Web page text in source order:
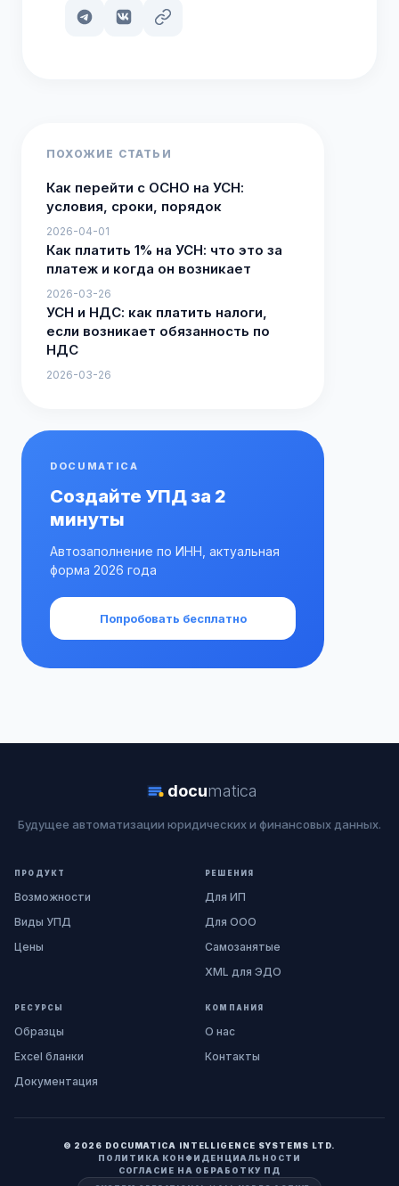
ПОХОЖИЕ СТАТЬИ
Как перейти с ОСНО на УСН:
условия, сроки, порядок
2026-04-01
Как платить 1% на УСН: что это за
платеж и когда он возникает
2026-03-26
УСН и НДС: как платить налоги,
если возникает обязанность по
НДС
2026-03-26
DOCUMATICA
Создайте УПД за 2
минуты
Автозаполнение по ИНН, актуальная
форма 2026 года
Попробовать бесплатно
documatica
Будущее автоматизации юридических и финансовых данных.
ПРОДУКТ
Возможности
Виды УПД
Цены
РЕШЕНИЯ
Для ИП
Для ООО
Самозанятые
XML для ЭДО
РЕСУРСЫ
Образцы
Excel бланки
Документация
КОМПАНИЯ
О нас
Контакты
© 2026 DOCUMATICA INTELLIGENCE SYSTEMS LTD.
ПОЛИТИКА КОНФИДЕНЦИАЛЬНОСТИ
СОГЛАСИЕ НА ОБРАБОТКУ ПД